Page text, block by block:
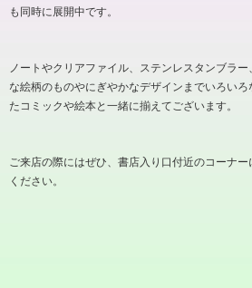
も同時に展開中です。
ノートやクリアファイル、ステンレスタンブラ
な絵柄のものやにぎやかなデザインまでいろい
たコミックや絵本と一緒に揃えてございます。
ご来店の際にはぜひ、書店入り口付近のコーナ
ください。